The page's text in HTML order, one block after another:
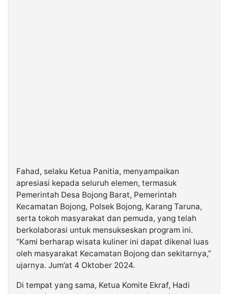
Fahad, selaku Ketua Panitia, menyampaikan
apresiasi kepada seluruh elemen, termasuk
Pemerintah Desa Bojong Barat, Pemerintah
Kecamatan Bojong, Polsek Bojong, Karang Taruna,
serta tokoh masyarakat dan pemuda, yang telah
berkolaborasi untuk mensukseskan program ini.
“Kami berharap wisata kuliner ini dapat dikenal luas
oleh masyarakat Kecamatan Bojong dan sekitarnya,”
ujarnya. Jum’at 4 Oktober 2024.
Di tempat yang sama, Ketua Komite Ekraf, Hadi